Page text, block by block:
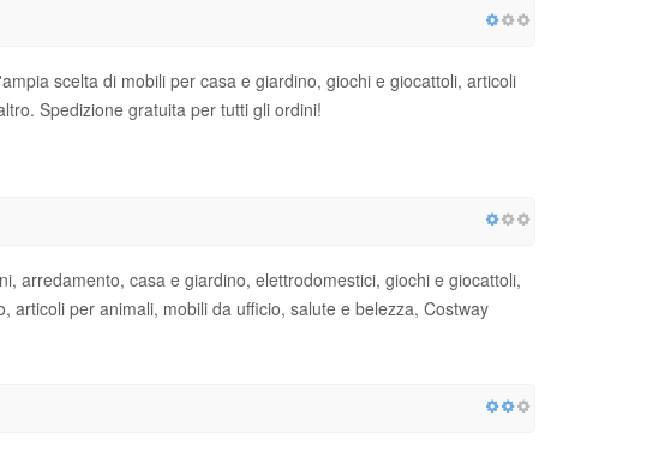
scelta di mobili per casa e giardino, giochi e giocattoli, articoli
Spedizione gratuita per tutti gli ordini!
arredamento, casa e giardino, elettrodomestici, giochi e giocattoli,
per animali, mobili da ufficio, salute e belezza, Costway